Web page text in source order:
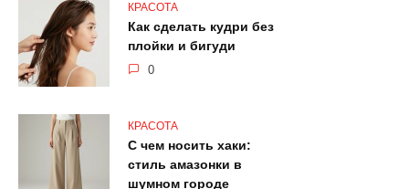
КРАСОТА
Как сделать кудри без
плойки и бигуди
0
КРАСОТА
С чем носить хаки:
стиль амазонки в
шумном городе